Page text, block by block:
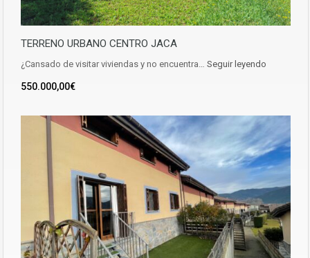
TERRENO URBANO CENTRO JACA
¿Cansado de visitar viviendas y no encuentra… Seguir leyendo
550.000,00€